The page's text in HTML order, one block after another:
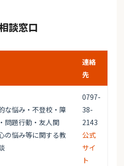
談窓口
連絡
先
な悩み・不登校・障
問題行動・友人関
の悩み等に関する教
0797-
38-
2143
公式
サイ
ト